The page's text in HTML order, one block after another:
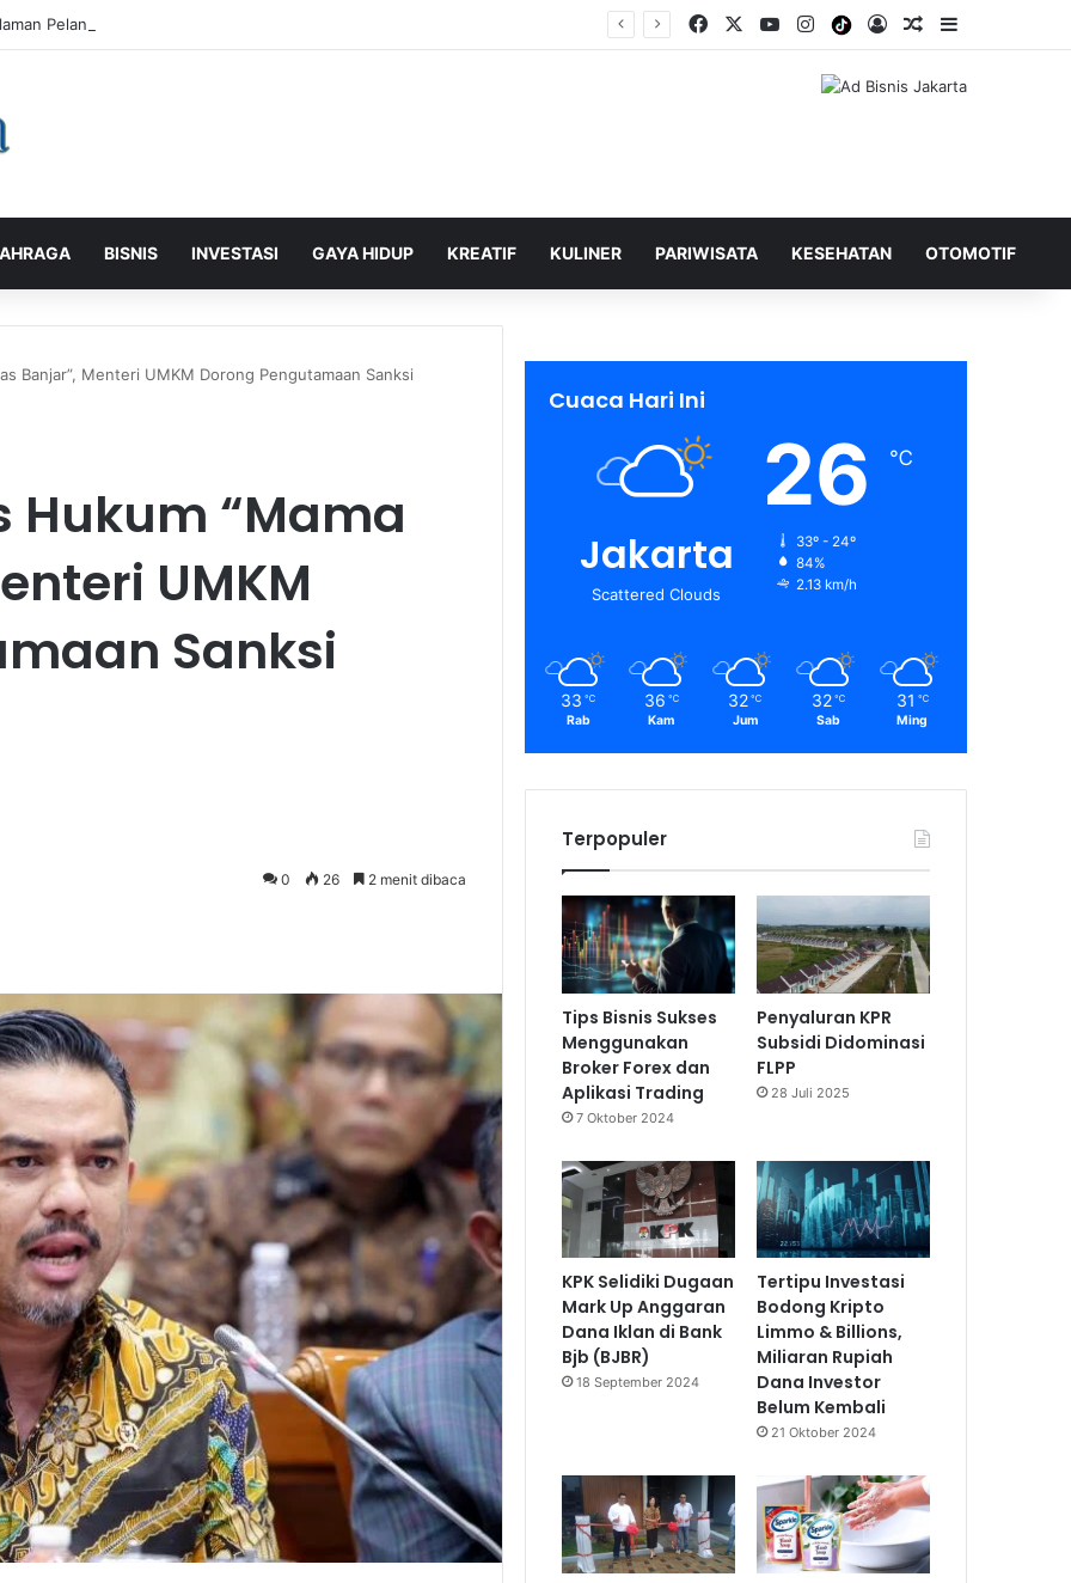
Pelanggan, PLN Icon Plus Sabet Tiga Penghargaan CCW 2026 Facebook YouTubeInstagramTiktokLog InShuffle Berita
BISNIS INVESTASI GAYA HIDUP KREATIF KULINER PARIWISATA KESEHATAN OTOMOTIF
Banjar”, Menteri UMKM Dorong Pengutamaan Sanksi
Hukum “Mama
UMKM
Sanksi
0 26 2 menit dibaca
Cuaca Hari Ini
Jakarta
Scattered Clouds
26 ℃
33º - 24º
84%
2.13 km/h
33 ℃
Rab
36 ℃
Kam
32 ℃
Jum
32 ℃
Sab
31 ℃
Ming
Terpopuler
Tips Bisnis Sukses
Menggunakan
Broker Forex dan
Aplikasi Trading
7 Oktober 2024
Penyaluran KPR
Subsidi Didominasi
FLPP
28 Juli 2025
KPK Selidiki Dugaan
Mark Up Anggaran
Dana Iklan di Bank
Bjb (BJBR)
18 September 2024
Tertipu Investasi
Bodong Kripto
Limmo & Billions,
Miliaran Rupiah
Dana Investor
Belum Kembali
21 Oktober 2024